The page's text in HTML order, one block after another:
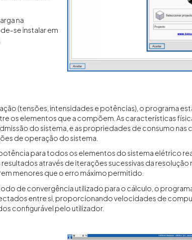
na
se instalar em
(tensões, intensidades e potências), o programa
os elementos que a compõem. As características
do sistema, e as propriedades de consumo nas
de operação do sistema.
para todos os elementos do sistema elétrico
através de iterações sucessivas da resolução
menores que o erro máximo permitido.
de convergência utilizado para o cálculo, o
entre si, proporcionando velocidades de
configurável pelo utilizador.